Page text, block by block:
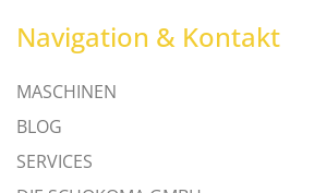
Navigation & Kontakt
MASCHINEN
BLOG
SERVICES